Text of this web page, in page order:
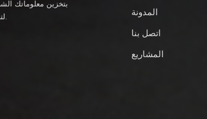
لتزويدك بالمحتوى المطلوب.
المدونة
اتصل بنا
المشاريع